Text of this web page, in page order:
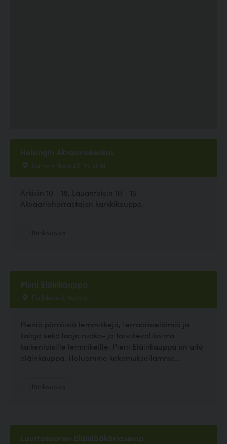
Helsingin Akvaariokeskus
Itämerenkatu 26, Helsinki
Arkisin 10 - 18, Lauantaisin 10 - 15
Akvaarioharrastajan karkkikauppa.
Pieni Eläinkauppa
Pallokatu 3, Kuopio
Pieniä pörröisiä lemmikkejä, terraarioeläimiä ja
kaloja sekä laaja ruoka- ja tarvikevalikoima
kaikenlaisille lemmikeille. Pieni Eläinkauppa on aito
eläinkauppa. Haluamme kokemuksellamme...
Lauttasaaren Eläinlääkäriasema